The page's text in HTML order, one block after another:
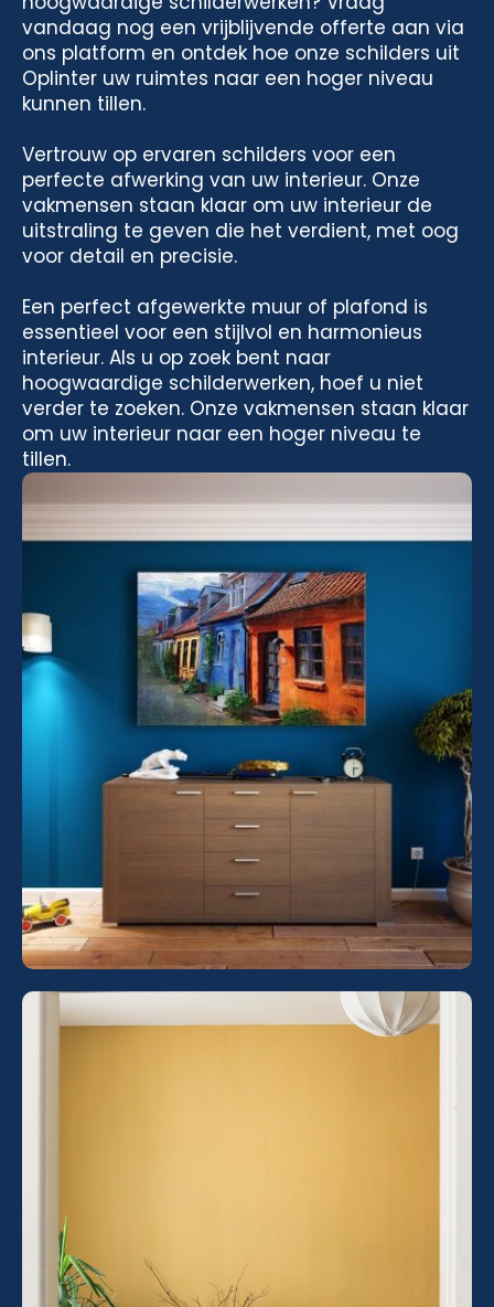
vandaag nog een vrijblijvende offerte aan via
ons platform en ontdek hoe onze schilders uit
Oplinter uw ruimtes naar een hoger niveau
kunnen tillen.
Vertrouw op ervaren schilders voor een
perfecte afwerking van uw interieur. Onze
vakmensen staan klaar om uw interieur de
uitstraling te geven die het verdient, met oog
voor detail en precisie.
Een perfect afgewerkte muur of plafond is
essentieel voor een stijlvol en harmonieus
interieur. Als u op zoek bent naar
hoogwaardige schilderwerken, hoef u niet
verder te zoeken. Onze vakmensen staan klaar
om uw interieur naar een hoger niveau te
tillen.